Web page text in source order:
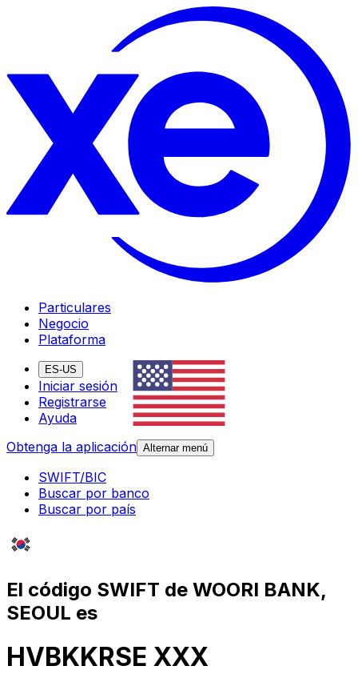
Particulares
Negocio
Plataforma
ES-US
Iniciar sesión
Registrarse
Ayuda
Obtenga la aplicación Alternar menú
SWIFT/BIC
Buscar por banco
Buscar por país
El código SWIFT de WOORI BANK,
SEOUL es
HVBKKRSE XXX